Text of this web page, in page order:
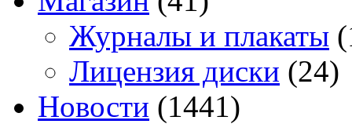
Журналы и плакаты
Лицензия диски (24)
Новости (1441)